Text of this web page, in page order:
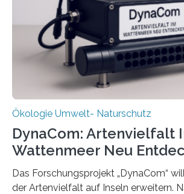
Ökologie Umwelt- Naturschutz
DynaCom: Artenvielfalt
Wattenmeer Neu
Das Forschungsprojekt „DynaCom“
der Artenvielfalt auf Inseln erweitern.